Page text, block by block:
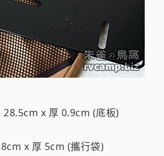
x 厚 0.9cm (底板)
x 厚 5cm (攜行袋)